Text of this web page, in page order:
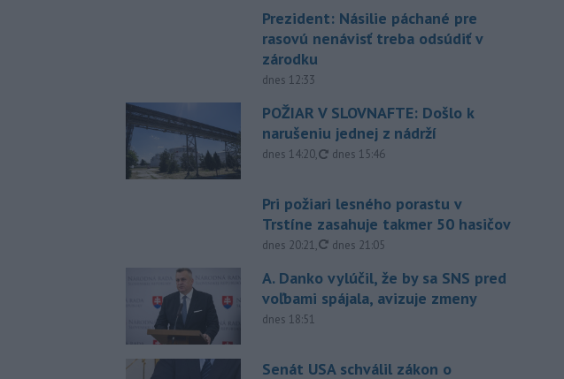
Prezident: Násilie páchané pre
rasovú nenávisť treba odsúdiť v
zárodku
dnes 12:33
POŽIAR V SLOVNAFTE: Došlo k
narušeniu jednej z nádrží
dnes 14:20, aktualizované
dnes 15:46
Pri požiari lesného porastu v
Trstíne zasahuje takmer 50 hasičov
dnes 20:21, aktualizované
dnes 21:05
A. Danko vylúčil, že by sa SNS pred
voľbami spájala, avizuje zmeny
dnes 18:51
Senát USA schválil zákon o